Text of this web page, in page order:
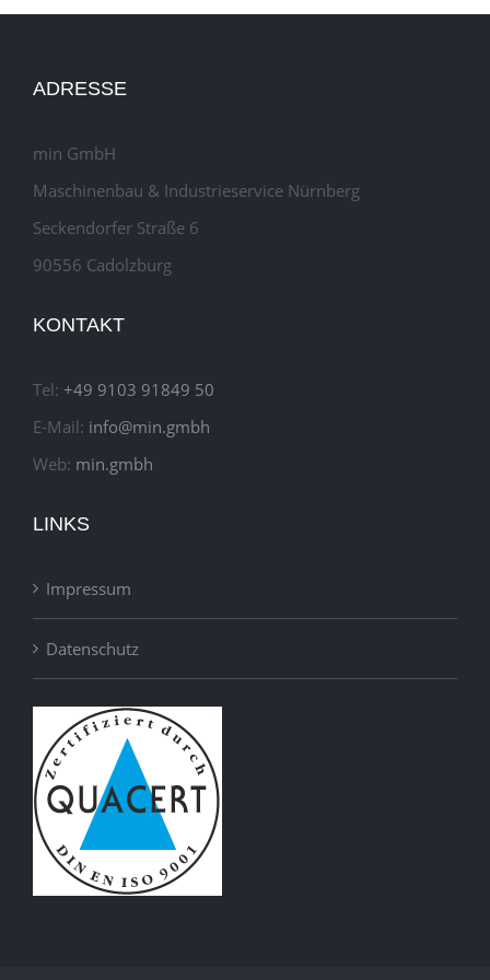
ADRESSE
min GmbH
Maschinenbau & Industrieservice Nürnberg
Seckendorfer Straße 6
90556 Cadolzburg
KONTAKT
Tel: +49 9103 91849 50
E-Mail: info@min.gmbh
Web: min.gmbh
LINKS
Impressum
Datenschutz